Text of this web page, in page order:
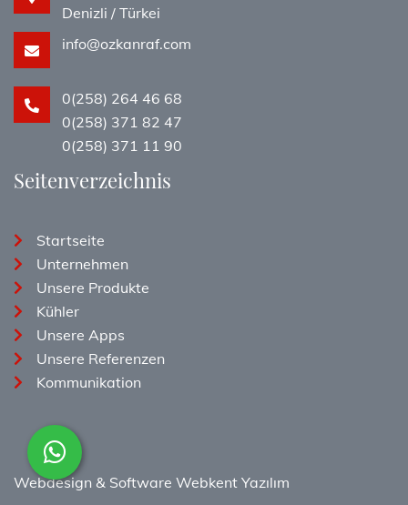
Denizli / Türkei
info@ozkanraf.com
0(258) 264 46 68
0(258) 371 82 47
0(258) 371 11 90
Seitenverzeichnis
Startseite
Unternehmen
Unsere Produkte
Kühler
Unsere Apps
Unsere Referenzen
Kommunikation
Webdesign & Software Webkent Yazılım